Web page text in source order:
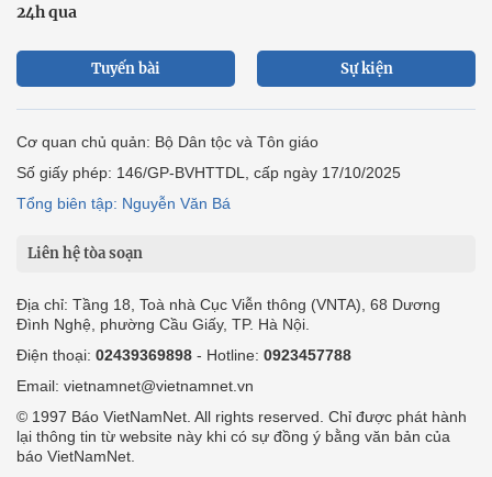
24h qua
Tuyến bài Sự kiện
Cơ quan chủ quản: Bộ Dân tộc và Tôn giáo
Số giấy phép: 146/GP-BVHTTDL, cấp ngày 17/10/2025
Tổng biên tập: Nguyễn Văn Bá
Liên hệ tòa soạn
Địa chỉ: Tầng 18, Toà nhà Cục Viễn thông (VNTA), 68 Dương
Đình Nghệ, phường Cầu Giấy, TP. Hà Nội.
Điện thoại: 02439369898 - Hotline: 0923457788
Email: vietnamnet@vietnamnet.vn
© 1997 Báo VietNamNet. All rights reserved. Chỉ được phát hành
lại thông tin từ website này khi có sự đồng ý bằng văn bản của
báo VietNamNet.